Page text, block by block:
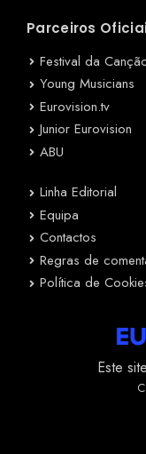
Parceiros
Festival da
Young Musicians
Eurovision.tv
Junior Eurovision
ABU
Linha Editorial
Equipa
Contactos
Regras de
Política de
Este